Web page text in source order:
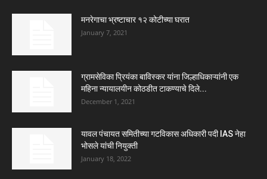
मनरेगाचा भ्रष्टाचार १२ कोटीच्या घरात
January 7, 2021
ग्रामसेविका प्रियंका बाविस्कर यांना जिल्हाधिकाऱ्यांनी एक
महिना न्यायालयीन कोठडीत टाकण्याचे दिले...
December 1, 2021
यावल पंचायत समितीच्या गटविकास अधिकारी पदी IAS नेहा
भोसले यांची नियुक्ती
January 18, 2022